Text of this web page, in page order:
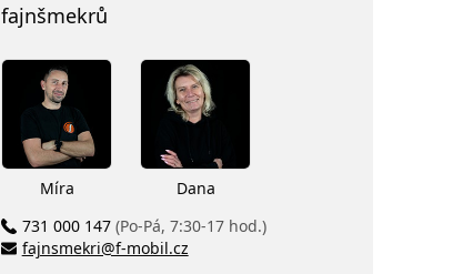
fajnšmekrů
Míra
Dana
731 000 147 (Po-Pá, 7:30-17 hod.)
fajnsmekri@f-mobil.cz